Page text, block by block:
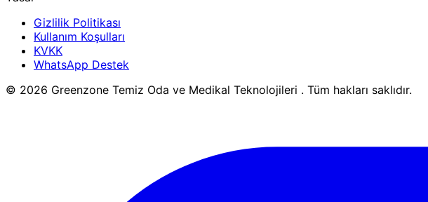
Gizlilik Politikası
Kullanım Koşulları
KVKK
WhatsApp Destek
© 2026 Greenzone Temiz Oda ve Medikal Teknolojileri . Tüm hakları saklıdır.